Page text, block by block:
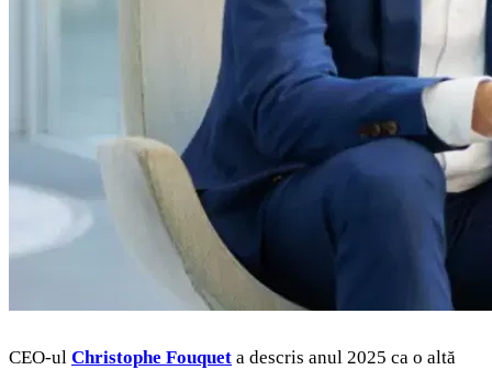
CEO-ul Christophe Fouquet a descris anul 2025 ca o altă